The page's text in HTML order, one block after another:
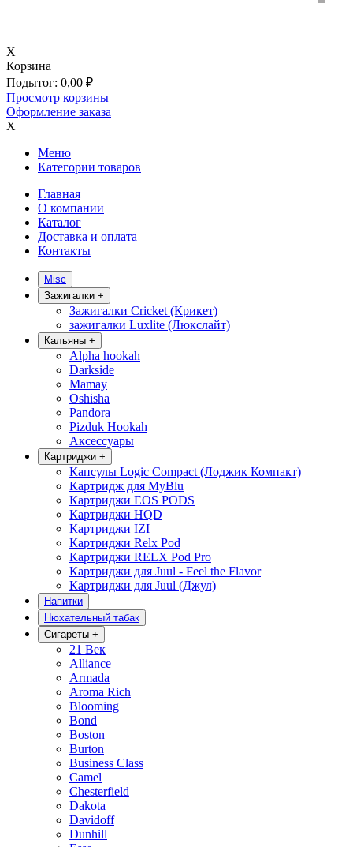
X
Корзина
Подытог: 0,00 ₽
Просмотр корзины
Оформление заказа
X
Меню
Категории товаров
Главная
О компании
Каталог
Доставка и оплата
Контакты
Misc
Зажигалки +
Зажигалки Cricket (Крикет)
зажигалки Luxlite (Люкслайт)
Кальяны +
Alpha hookah
Darkside
Mamay
Oshisha
Pandora
Pizduk Hookah
Аксессуары
Картриджи +
Капсулы Logic Compact (Лоджик Компакт)
Картридж для MyBlu
Картриджи EOS PODS
Картриджи HQD
Картриджи IZI
Картриджи Relx Pod
Картриджи RELX Pod Pro
Картриджи для Juul - Feel the Flavor
Картриджи для Juul (Джул)
Напитки
Нюхательный табак
Сигареты +
21 Век
Alliance
Armada
Aroma Rich
Blooming
Bond
Boston
Burton
Business Class
Camel
Chesterfield
Dakota
Davidoff
Dunhill